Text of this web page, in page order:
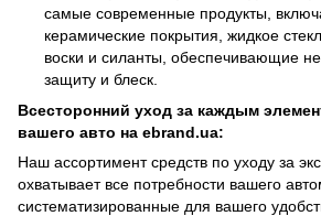
самые современные продукты,
керамические покрытия, жидкое
воски и силанты, обеспечивающие
защиту и блеск.
Всесторонний уход за каждым
вашего авто на ebrand.ua:
Наш ассортимент средств по уходу за
охватывает все потребности вашего
систематизированные для вашего